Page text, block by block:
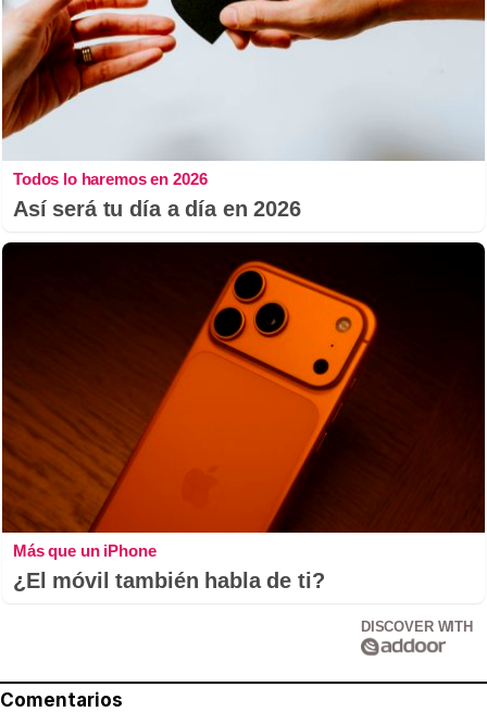
Todos lo haremos en 2026
Así será tu día a día en 2026
Más que un iPhone
¿El móvil también habla de ti?
DISCOVER WITH
Comentarios